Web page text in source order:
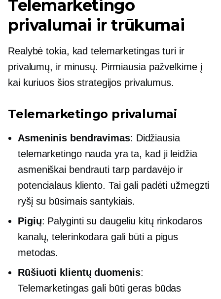
Telemarketingo
privalumai ir trūkumai
Realybė tokia, kad telemarketingas turi ir
privalumų, ir minusų. Pirmiausia pažvelkime į
kai kuriuos šios strategijos privalumus.
Telemarketingo privalumai
Asmeninis bendravimas: Didžiausia
telemarketingo nauda yra ta, kad ji leidžia
asmeniškai bendrauti tarp pardavėjo ir
potencialaus kliento. Tai gali padėti užmegzti
ryšį su būsimais santykiais.
Pigių: Palyginti su daugeliu kitų rinkodaros
kanalų, telerinkodara gali būti a pigus
metodas.
Rūšiuoti klientų duomenis:
Telemarketingas gali būti geras būdas